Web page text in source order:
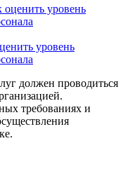
уровень
должен проводиться
требованиях и